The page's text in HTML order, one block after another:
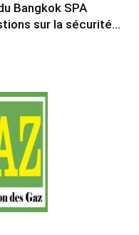
Bangkok SPA
sur la sécurité...